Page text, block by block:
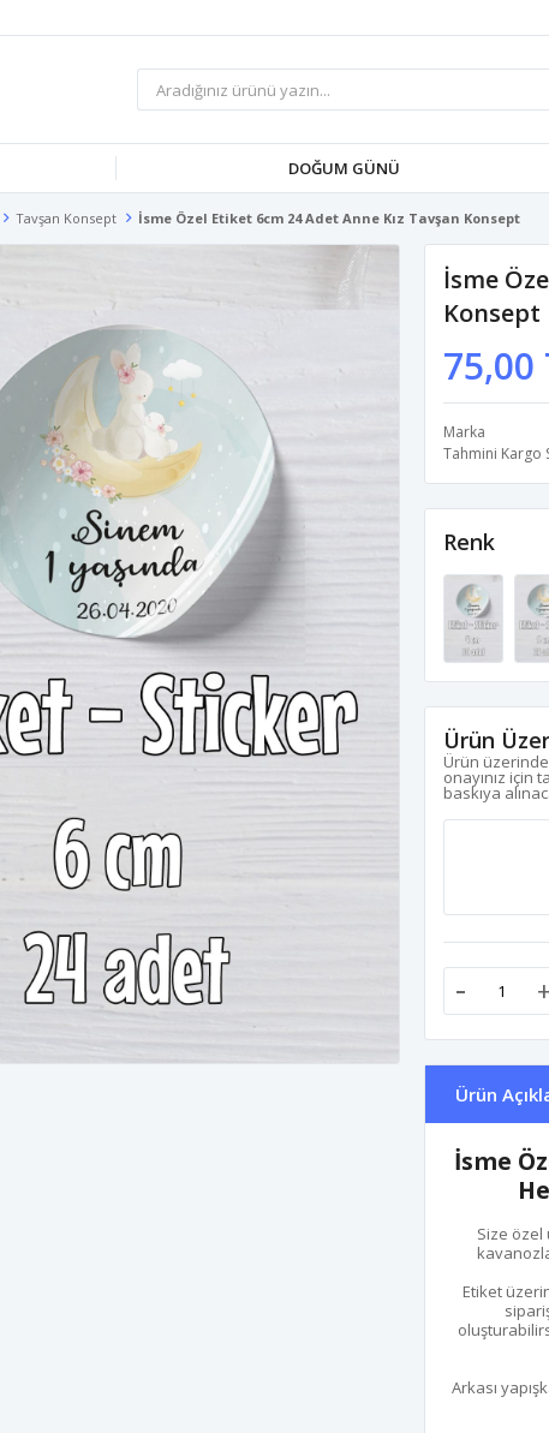
DOĞUM GÜNÜ
Tavşan Konsept İsme Özel Etiket 6cm 24 Adet Anne Kız Tavşan Konsept
İsme
Konsept
75,00
Marka
Tahmini Kargo
Renk
Ürün
Ürün
onayınız için
baskıya
- +
Ürün
İsme
Size
Etiket
Arkası